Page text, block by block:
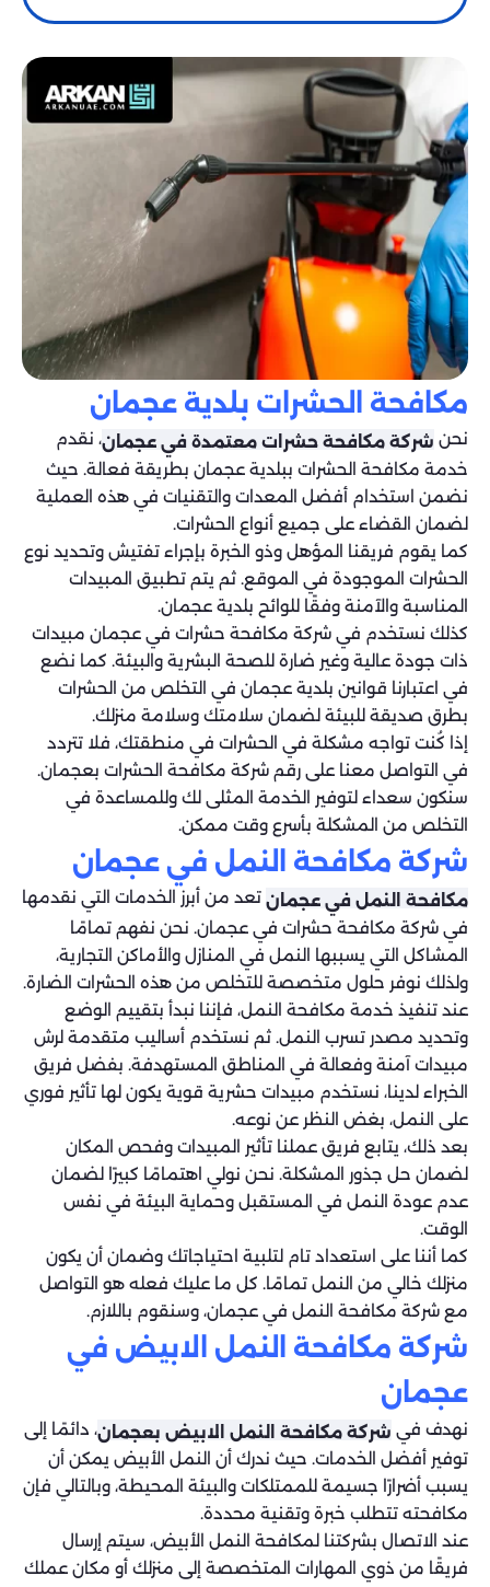
مكافحة الحشرات بلدية عجمان
نحن شركة مكافحة حشرات معتمدة في عجمان، نقدم
خدمة مكافحة الحشرات ببلدية عجمان بطريقة فعالة. حيث
نضمن استخدام أفضل المعدات والتقنيات في هذه العملية
لضمان القضاء على جميع أنواع الحشرات.
كما يقوم فريقنا المؤهل وذو الخبرة بإجراء تفتيش وتحديد نوع
الحشرات الموجودة في الموقع. ثم يتم تطبيق المبيدات
المناسبة والآمنة وفقًا للوائح بلدية عجمان.
كذلك نستخدم في شركة مكافحة حشرات في عجمان مبيدات
ذات جودة عالية وغير ضارة للصحة البشرية والبيئة. كما نضع
في اعتبارنا قوانين بلدية عجمان في التخلص من الحشرات
بطرق صديقة للبيئة لضمان سلامتك وسلامة منزلك.
إذا كُنت تواجه مشكلة في الحشرات في منطقتك، فلا تتردد
في التواصل معنا على رقم شركة مكافحة الحشرات بعجمان.
سنكون سعداء لتوفير الخدمة المثلى لك وللمساعدة في
التخلص من المشكلة بأسرع وقت ممكن.
شركة مكافحة النمل في عجمان
مكافحة النمل في عجمان تعد من أبرز الخدمات التي نقدمها
في شركة مكافحة حشرات في عجمان. نحن نفهم تمامًا
المشاكل التي يسببها النمل في المنازل والأماكن التجارية،
ولذلك نوفر حلول متخصصة للتخلص من هذه الحشرات الضارة.
عند تنفيذ خدمة مكافحة النمل، فإننا نبدأ بتقييم الوضع
وتحديد مصدر تسرب النمل. ثم نستخدم أساليب متقدمة لرش
مبيدات آمنة وفعالة في المناطق المستهدفة. بفضل فريق
الخبراء لدينا، نستخدم مبيدات حشرية قوية يكون لها تأثير فوري
على النمل، بغض النظر عن نوعه.
بعد ذلك، يتابع فريق عملنا تأثير المبيدات وفحص المكان
لضمان حل جذور المشكلة. نحن نولي اهتمامًا كبيرًا لضمان
عدم عودة النمل في المستقبل وحماية البيئة في نفس
الوقت.
كما أننا على استعداد تام لتلبية احتياجاتك وضمان أن يكون
منزلك خالي من النمل تمامًا. كل ما عليك فعله هو التواصل
مع شركة مكافحة النمل في عجمان، وسنقوم باللازم.
شركة مكافحة النمل الابيض في
عجمان
نهدف في شركة مكافحة النمل الابيض بعجمان، دائمًا إلى
توفير أفضل الخدمات. حيث ندرك أن النمل الأبيض يمكن أن
يسبب أضرارًا جسيمة للممتلكات والبيئة المحيطة، وبالتالي فإن
مكافحته تتطلب خبرة وتقنية محددة.
عند الاتصال بشركتنا لمكافحة النمل الأبيض، سيتم إرسال
فريقًا من ذوي المهارات المتخصصة إلى منزلك أو مكان عملك